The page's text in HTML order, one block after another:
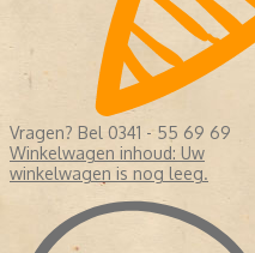
Vragen? Bel 0341 - 55 69 69
Winkelwagen inhoud: Uw
winkelwagen is nog leeg.